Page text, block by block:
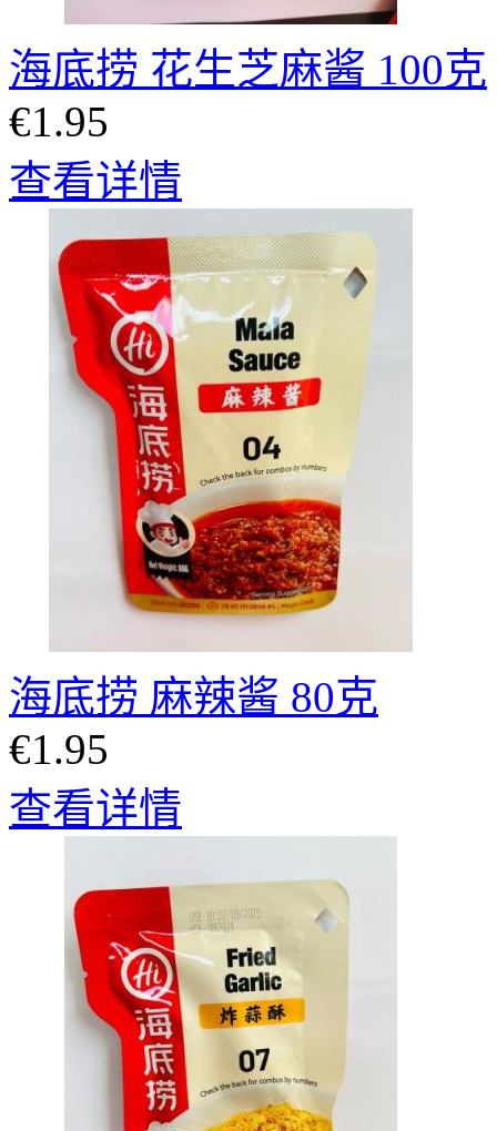
海底捞 花生芝麻酱 100克
€1.95
查看详情
海底捞 麻辣酱 80克
€1.95
查看详情